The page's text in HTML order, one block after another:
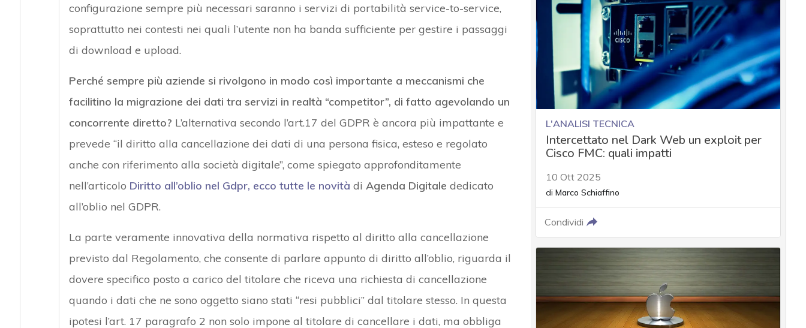
configurazione sempre più necessari saranno i servizi di portabilità service-to-service,
soprattutto nei contesti nei quali l’utente non ha banda sufficiente per gestire i passaggi
di download e upload.
Perché sempre più aziende si rivolgono in modo così importante a meccanismi che
facilitino la migrazione dei dati tra servizi in realtà “competitor”, di fatto agevolando un
concorrente diretto? L’alternativa secondo l’art.17 del GDPR è ancora più impattante e
prevede “il diritto alla cancellazione dei dati di una persona fisica, esteso e regolato
anche con riferimento alla società digitale”, come spiegato approfonditamente
nell’articolo Diritto all’oblio nel Gdpr, ecco tutte le novità di Agenda Digitale dedicato
all’oblio nel GDPR.
La parte veramente innovativa della normativa rispetto al diritto alla cancellazione
previsto dal Regolamento, che consente di parlare appunto di diritto all’oblio, riguarda il
dovere specifico posto a carico del titolare che riceva una richiesta di cancellazione
quando i dati che ne sono oggetto siano stati “resi pubblici” dal titolare stesso. In questa
ipotesi l’art. 17 paragrafo 2 non solo impone al titolare di cancellare i dati, ma obbliga
L'ANALISI TECNICA
Intercettato nel Dark Web un exploit per
Cisco FMC: quali impatti
10 Ott 2025
di Marco Schiaffino
Condividi